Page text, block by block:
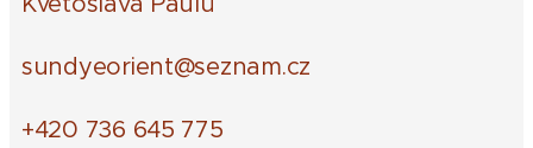
sundyeorient@seznam.cz
+420 736 645 775